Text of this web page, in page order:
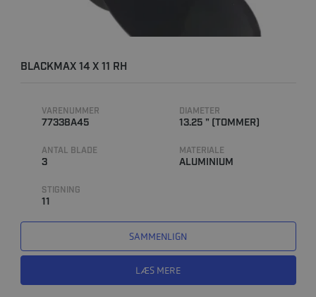
BLACKMAX 14 X 11 RH
VARENUMMER
77338A45
DIAMETER
13.25 " (TOMMER)
ANTAL BLADE
3
MATERIALE
ALUMINIUM
STIGNING
11
SAMMENLIGN
LÆS MERE